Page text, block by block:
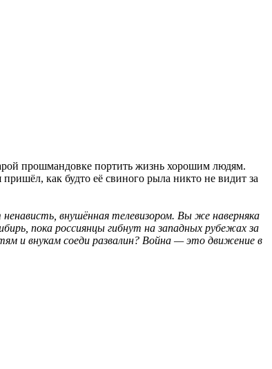
прошмандовке портить жизнь хорошим людям.
как будто её свиного рыла никто не видит за
внушённая телевизором. Вы же наверняка
пока россиянцы гибнут на западных рубежах за
и внукам соеди развалин? Война — это движение в